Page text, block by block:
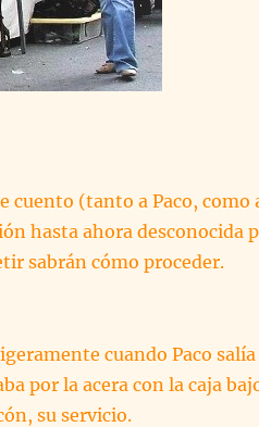
cuento (tanto a Paco, como
hasta ahora desconocida
sabrán cómo proceder.
cuando Paco
por la acera con la caja
su servicio.